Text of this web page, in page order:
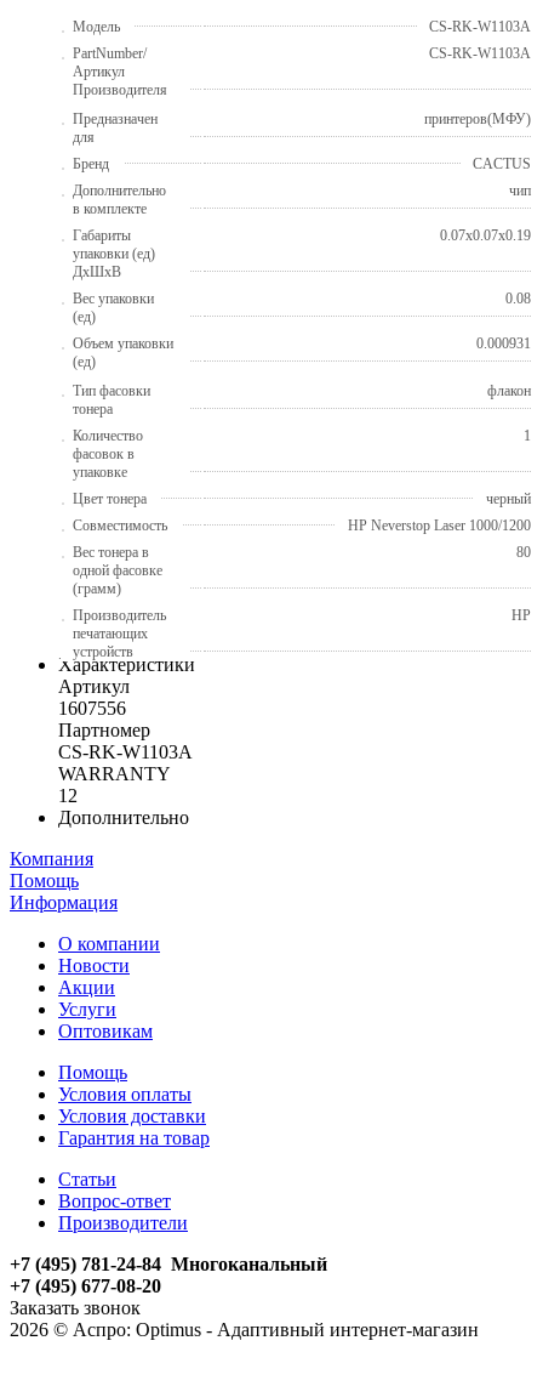
Модель
CS-RK-W1103A
PartNumber/
Артикул
Производителя
CS-RK-W1103A
Предназначен
для
принтеров(МФУ)
Бренд
CACTUS
Дополнительно
в комплекте
чип
Габариты
упаковки (ед)
ДхШхВ
0.07x0.07x0.19
Вес упаковки
(ед)
0.08
Объем упаковки
(ед)
0.000931
Тип фасовки
тонера
флакон
Количество
фасовок в
упаковке
1
Цвет тонера
черный
Совместимость
HP Neverstop Laser 1000/1200
Вес тонера в
одной фасовке
(грамм)
80
Производитель
печатающих
устройств
HP
Характеристики
Артикул
1607556
Партномер
CS-RK-W1103A
WARRANTY
12
Дополнительно
Компания
Помощь
Информация
О компании
Новости
Акции
Услуги
Оптовикам
Помощь
Условия оплаты
Условия доставки
Гарантия на товар
Статьи
Вопрос-ответ
Производители
+7 (495) 781-24-84 Многоканальный
+7 (495) 677-08-20
Заказать звонок
2026 © Аспро: Optimus - Адаптивный интернет-магазин